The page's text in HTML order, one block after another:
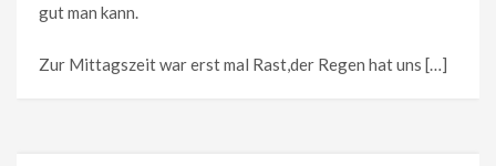
gut man kann.
Zur Mittagszeit war erst mal Rast,der Regen hat uns […]